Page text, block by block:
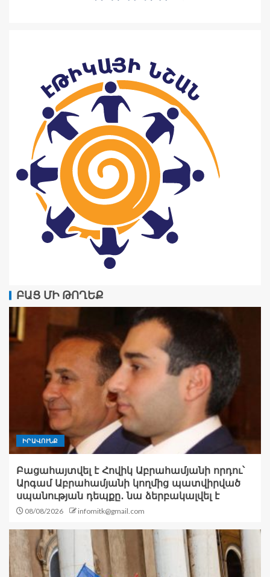
ԲԱՑ ՄԻ ԹՈՂԵՔ
ԻՐԱՎՈՒՆՔ
Բացահայտվել է Հովիկ Աբրահամյանի որդու՝
Արգամ Աբրահամյանի կողմից պատվիրված
սպանության դեպքը․ նա ձերբակալվել է
08/08/2026 infomitk@gmail.com